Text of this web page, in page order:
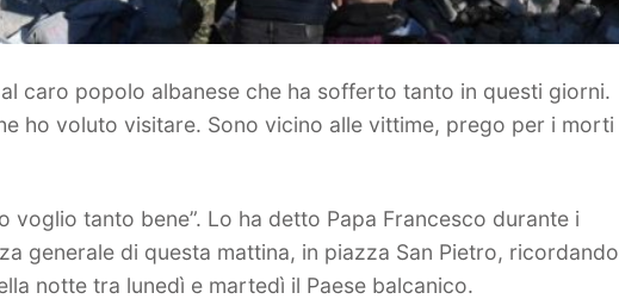
caro popolo albanese che ha sofferto tanto in questi giorni.
ho voluto visitare. Sono vicino alle vittime, prego per i morti
voglio tanto bene”. Lo ha detto Papa Francesco durante i
generale di questa mattina, in piazza San Pietro, ricordando
notte tra lunedì e martedì il Paese balcanico.